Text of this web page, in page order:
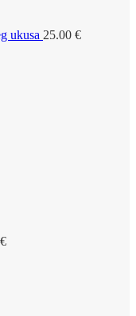
ukusa 25.00 €
€